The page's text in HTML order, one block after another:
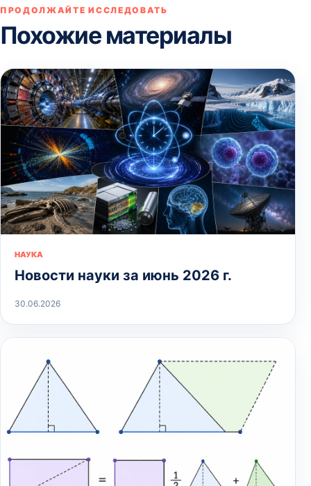
ПРОДОЛЖАЙТЕ ИССЛЕДОВАТЬ
Похожие материалы
НАУКА
Новости науки за июнь 2026 г.
30.06.2026